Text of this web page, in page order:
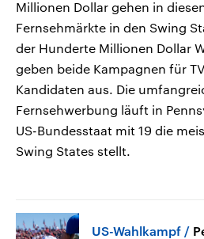
Millionen Dollar gehen in
Fernsehmärkte in den Swing
der Hunderte Millionen Dollar
geben beide Kampagnen für
Kandidaten aus. Die
Fernsehwerbung läuft in
US-Bundesstaat mit 19 die
Swing States stellt.
US-Wahlkampf